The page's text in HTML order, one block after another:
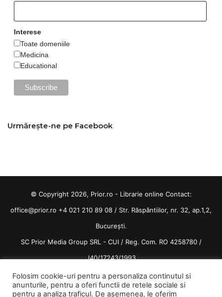
Interese
Toate domeniile
Medicina
Educational
Urmărește-ne pe Facebook
© Copyright 2026, Prior.ro - Librarie online Contact:
office@prior.ro +4 021 210 89 08 / Str. Răspântiilor, nr. 32, ap.1,2,
București.
SC Prior Media Group SRL - CUI / Reg. Com. RO 4258780 /
J40/17243/1993
Termeni și condiții/ Politica de confidentialitate
Terms and conditions
Folosim cookie-uri pentru a personaliza continutul si
anunturile, pentru a oferi functii de retele sociale si
pentru a analiza traficul. De asemenea, le oferim